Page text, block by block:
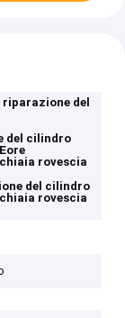
del
del cilindro
rovescia
del cilindro
rovescia